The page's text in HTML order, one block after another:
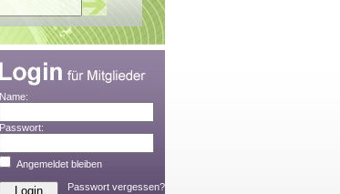
Name:
Passwort:
Angemeldet bleiben
Passwort vergessen?